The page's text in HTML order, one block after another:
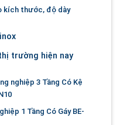
kích thước, độ dày
trường hiện nay
nghiệp 3 Tầng Có Kệ
1 Tầng Có Gáy BE-